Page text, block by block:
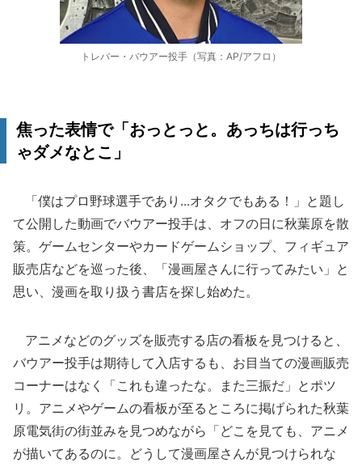
トレバー・バウアー投手（写真：AP/アフロ）
焦った表情で「おっとっと。あっちは行っち
ゃダメなとこ」
「僕はプロ野球選手であり...オタクでもある！」と題し
て公開した動画でバウアー投手は、オフの日に秋葉原を散
策。ゲームセンターやカードゲームショップ、フィギュア
販売店などを巡った後、「漫画屋さんに行ってみたい」と
思い、漫画を取り扱う書店を探し始めた。
アニメなどのグッズを販売する店の看板を見つけると、
バウアー投手は期待して入店するも、お目当ての漫画販売
コーナーはなく「これも違ったな。また三振だ」とポツ
リ。アニメやゲームの看板が至るところに掲げられた秋葉
原電気街の街並みを見つめながら「どこを見ても、アニメ
が描いてあるのに。どうして漫画屋さんが見つけられな